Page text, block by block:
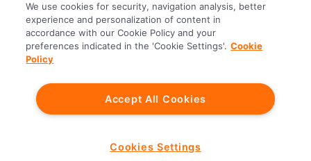
O que é margem consignável do empréstimo
consignado?
We use cookies for security, navigation analysis, better
experience and personalization of content in
accordance with our Cookie Policy and your
preferences indicated in the 'Cookie Settings'. Cookie
Policy
Accept All Cookies
Cookies Settings